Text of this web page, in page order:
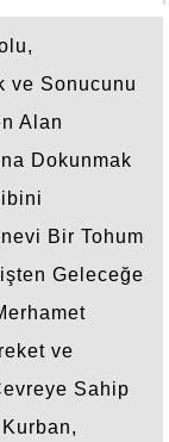
ve Sonucunu
Alan
Dokunmak
Bir Tohum
Geleceğe
ve
Sahip